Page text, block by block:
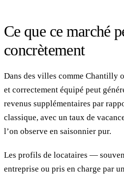
Ce que ce marché
concrètement
Dans des villes comme Chantilly
et correctement équipé peut
revenus supplémentaires par
classique, avec un taux de
l’on observe en saisonnier pur.
Les profils de locataires —
entreprise ou pris en charge par